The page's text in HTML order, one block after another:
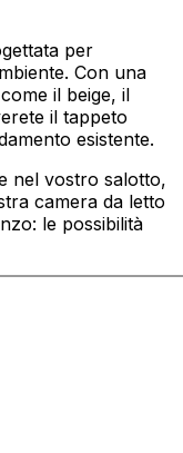
per
Con una
il beige, il
il tappeto
esistente.
nel vostro salotto,
camera da letto
le possibilità